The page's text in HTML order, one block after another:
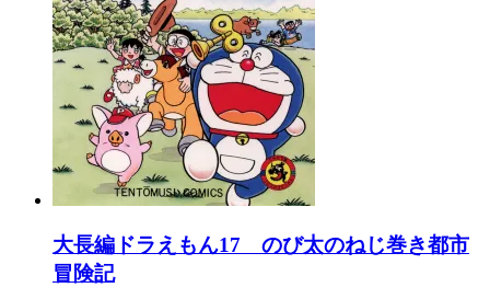
大長編ドラえもん17 のび太のねじ巻き都市
冒険記